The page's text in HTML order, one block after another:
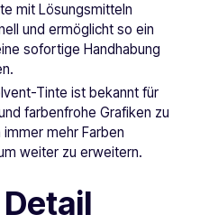
mit Lösungsmitteln
und ermöglicht so ein
sofortige Handhabung
Tinte ist bekannt für
farbenfrohe Grafiken zu
mehr Farben
weiter zu erweitern.